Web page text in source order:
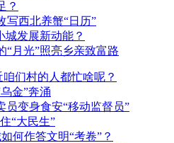
？
写西北养蟹“日历”
城发展新动能？
“月光”照亮乡亲致富路
们村的人都忙啥呢？
金”奔涌
员变身食安“移动监督员”
“大民生”
何作答文明“考卷”？